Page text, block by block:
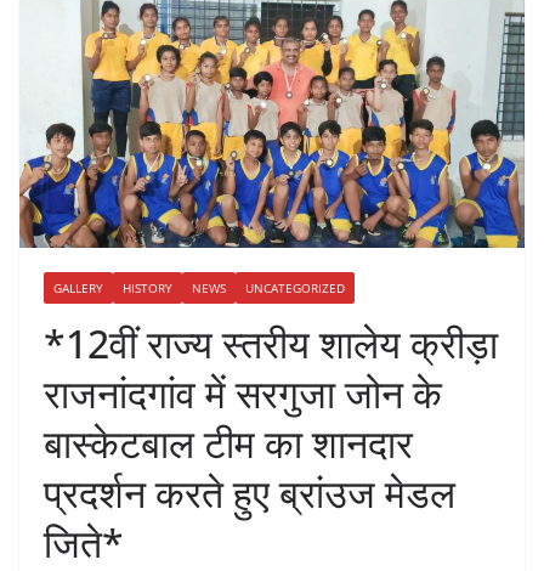
GALLERY HISTORY NEWS UNCATEGORIZED
*12वीं राज्य स्तरीय शालेय क्रीड़ा
राजनांदगांव में सरगुजा जोन के
बास्केटबाल टीम का शानदार
प्रदर्शन करते हुए ब्रांउज मेडल
जिते*